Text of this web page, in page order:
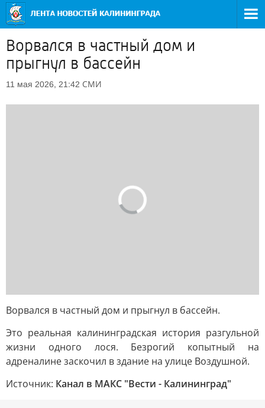
Ворвался в частный дом и
прыгнул в бассейн
11 мая 2026, 21:42 СМИ
Ворвался в частный дом и прыгнул в бассейн.
Это реальная калининградская история разгульной
жизни одного лося. Безрогий копытный на
адреналине заскочил в здание на улице Воздушной.
Источник: Канал в МАКС "Вести - Калининград"